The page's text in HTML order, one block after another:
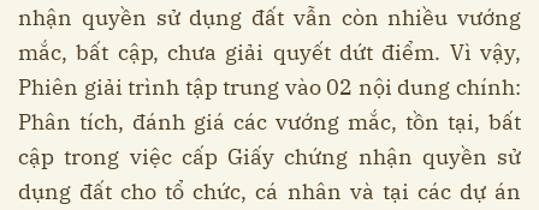
nhận quyền sử dụng đất vẫn còn nhiều vướng
mắc, bất cập, chưa giải quyết dứt điểm. Vì vậy,
Phiên giải trình tập trung vào 02 nội dung chính:
Phân tích, đánh giá các vướng mắc, tồn tại, bất
cập trong việc cấp Giấy chứng nhận quyền sử
dụng đất cho tổ chức, cá nhân và tại các dự án